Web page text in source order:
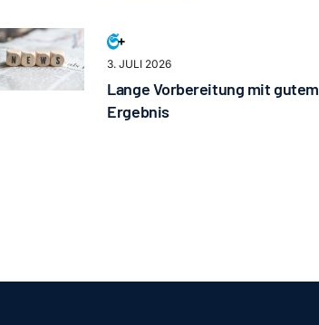
3. JULI 2026
Lange Vorbereitung mit gutem
Ergebnis